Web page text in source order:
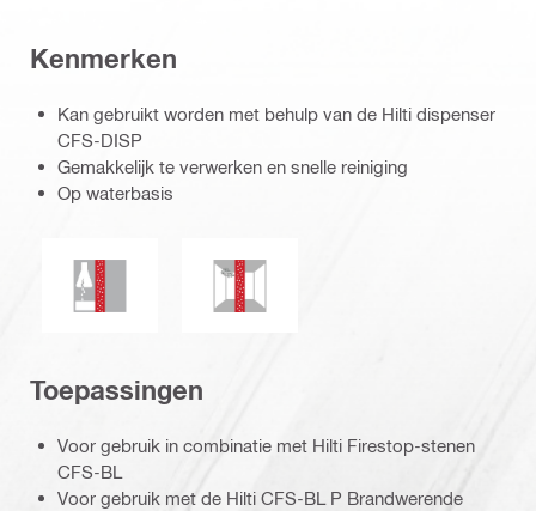
Kenmerken
Kan gebruikt worden met behulp van de Hilti dispenser
CFS-DISP
Gemakkelijk te verwerken en snelle reiniging
Op waterbasis
Chemische weerstandResistent tegen schimmel en
Toepassingen
Voor gebruik in combinatie met Hilti Firestop-stenen
CFS-BL
Voor gebruik met de Hilti CFS-BL P Brandwerende